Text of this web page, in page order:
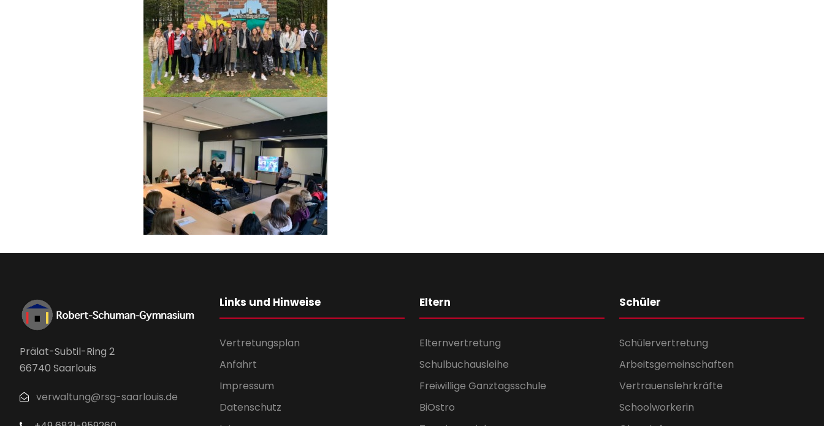
Prälat-Subtil-Ring 2
66740 Saarlouis
verwaltung@rsg-saarlouis.de
Links und Hinweise
Vertretungsplan
Anfahrt
Impressum
Datenschutz
Eltern
Elternvertretung
Schulbuchausleihe
Freiwillige Ganztagsschule
BiOstro
Schüler
Schülervertretung
Arbeitsgemeinschaften
Vertrauenslehrkräfte
Schoolworkerin